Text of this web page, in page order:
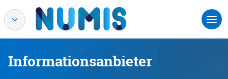
Informationsanbieter